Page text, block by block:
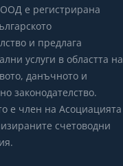
е регистрирана
и предлага
услуги в областта на
данъчното и
законодателство.
е член на Асоциацията
счетоводни